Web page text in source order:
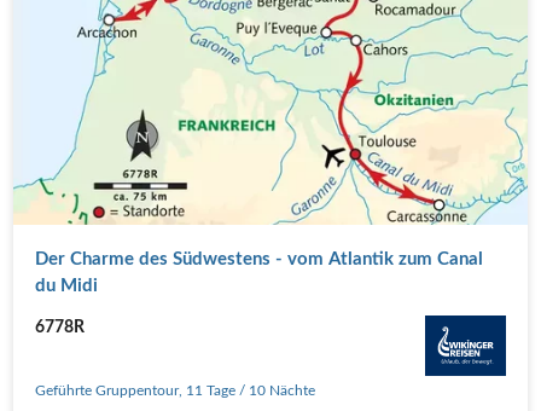
Der Charme des Südwestens - vom Atlantik zum Canal
du Midi
6778R
Geführte Gruppentour, 11 Tage / 10 Nächte